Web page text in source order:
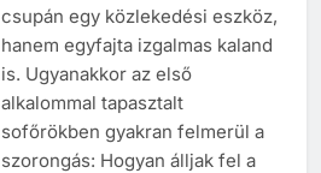
csupán egy közlekedési eszköz,
hanem egyfajta izgalmas kaland
is. Ugyanakkor az első
alkalommal tapasztalt
sofőrökben gyakran felmerül a
szorongás: Hogyan álljak fel a